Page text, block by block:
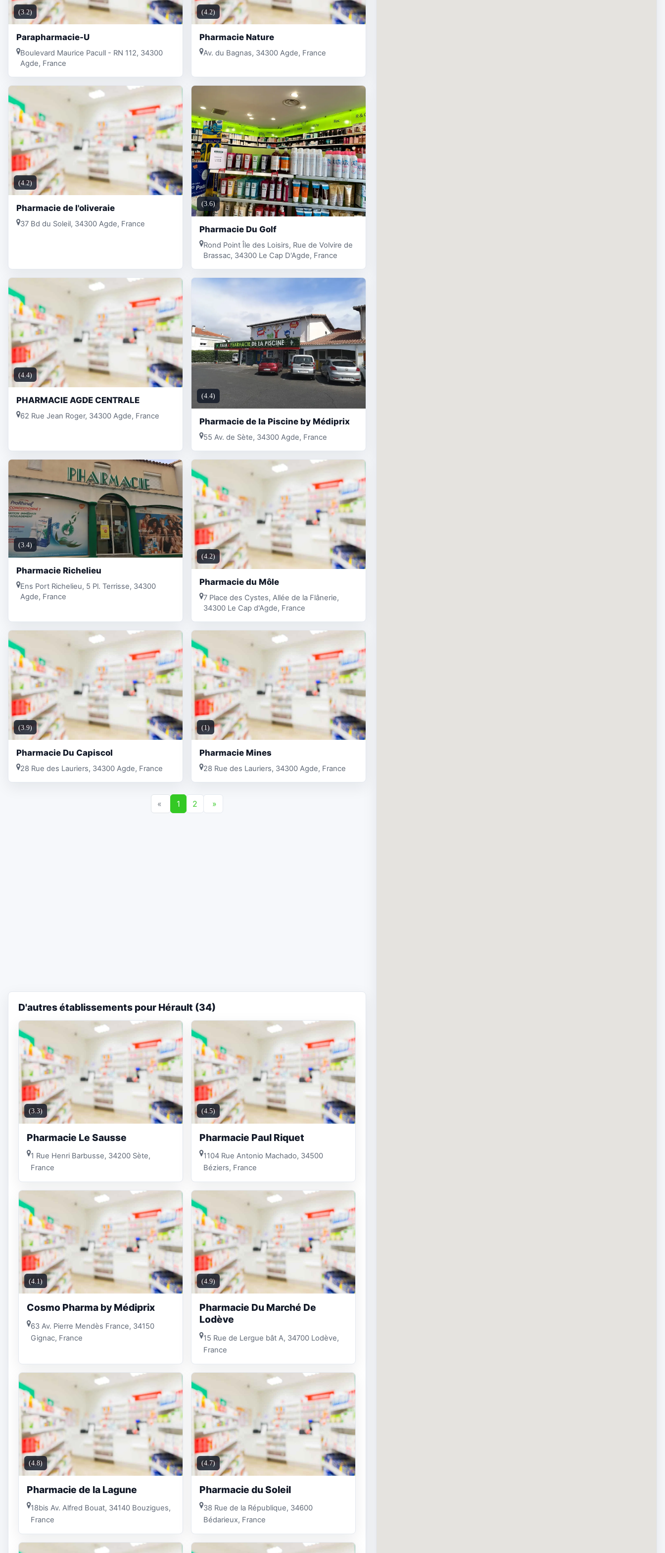
(3.2)
Parapharmacie-U
Boulevard Maurice Pacull - RN 112, 34300
Agde, France
(4.2)
Pharmacie Nature
Av. du Bagnas, 34300 Agde, France
(4.2)
Pharmacie de l'oliveraie
37 Bd du Soleil, 34300 Agde, France
(3.6)
Pharmacie Du Golf
Rond Point Île des Loisirs, Rue de Volvire de
Brassac, 34300 Le Cap D'Agde, France
(4.4)
PHARMACIE AGDE CENTRALE
62 Rue Jean Roger, 34300 Agde, France
(4.4)
Pharmacie de la Piscine by Médiprix
55 Av. de Sète, 34300 Agde, France
(3.4)
Pharmacie Richelieu
Ens Port Richelieu, 5 Pl. Terrisse, 34300
Agde, France
(4.2)
Pharmacie du Môle
7 Place des Cystes, Allée de la Flânerie,
34300 Le Cap d'Agde, France
(3.9)
Pharmacie Du Capiscol
28 Rue des Lauriers, 34300 Agde, France
(1)
Pharmacie Mines
28 Rue des Lauriers, 34300 Agde, France
« 1 2 »
D'autres établissements pour Hérault (34)
(3.3)
Pharmacie Le Sausse
1 Rue Henri Barbusse, 34200 Sète,
France
(4.5)
Pharmacie Paul Riquet
1104 Rue Antonio Machado, 34500
Béziers, France
(4.1)
Cosmo Pharma by Médiprix
63 Av. Pierre Mendès France, 34150
Gignac, France
(4.9)
Pharmacie Du Marché De
Lodève
15 Rue de Lergue bât A, 34700 Lodève,
France
(4.8)
Pharmacie de la Lagune
18bis Av. Alfred Bouat, 34140 Bouzigues,
France
(4.7)
Pharmacie du Soleil
38 Rue de la République, 34600
Bédarieux, France